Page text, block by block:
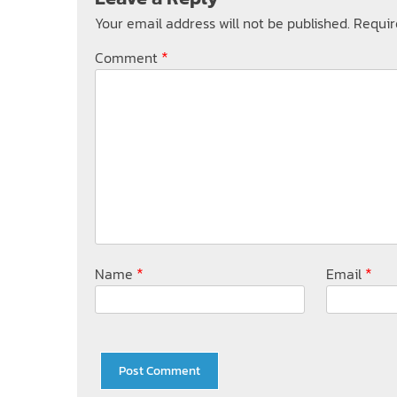
Your email address will not be published.
Comment *
Name * Email *